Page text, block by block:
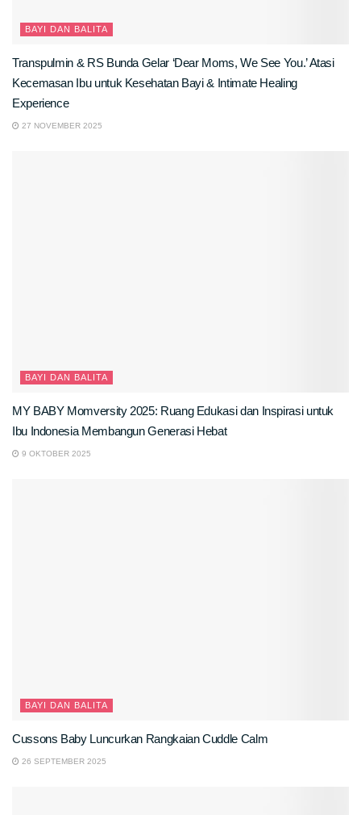
BAYI DAN BALITA
Transpulmin & RS Bunda Gelar ‘Dear Moms, We See You.’ Atasi
Kecemasan Ibu untuk Kesehatan Bayi & Intimate Healing
Experience
27 NOVEMBER 2025
BAYI DAN BALITA
MY BABY Momversity 2025: Ruang Edukasi dan Inspirasi untuk
Ibu Indonesia Membangun Generasi Hebat
9 OKTOBER 2025
BAYI DAN BALITA
Cussons Baby Luncurkan Rangkaian Cuddle Calm
26 SEPTEMBER 2025